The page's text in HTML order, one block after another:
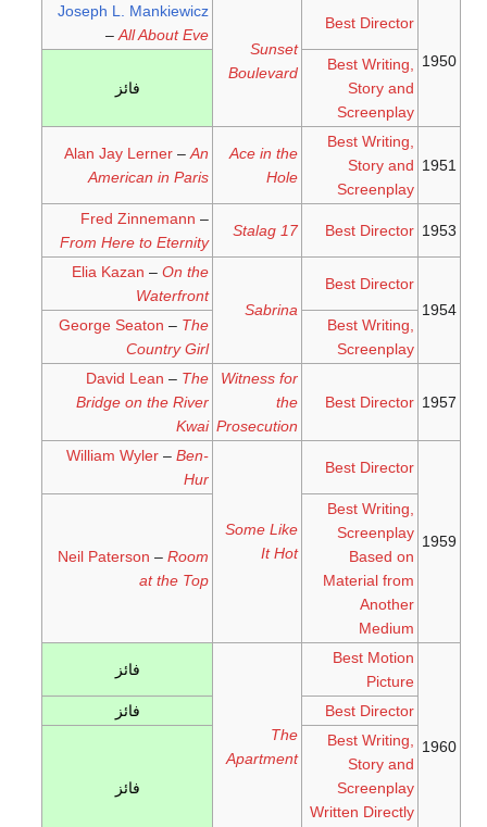
1950
Best Director
Sunset
Boulevard
Joseph L. Mankiewicz
–All About Eve
Best Writing,
Story and
Screenplay
فائز
1951
Best Writing,
Story and
Screenplay
Ace in the
Hole
Alan Jay Lerner –An
American in Paris
1953
Best Director
Stalag 17
Fred Zinnemann –
From Here to Eternity
1954
Best Director
Sabrina
Elia Kazan –On the
Waterfront
Best Writing,
Screenplay
George Seaton – The
Country Girl
1957
Best Director
Witness for
the
Prosecution
David Lean – The
Bridge on the River
Kwai
1959
Best Director
Some Like
It Hot
William Wyler –Ben-
Hur
Best Writing,
Screenplay
Based on
Material from
Another
Medium
Neil Paterson –Room
at the Top
1960
Best Motion
Picture
The
Apartment
فائز
Best Director
فائز
Best Writing,
Story and
Screenplay
Written Directly
فائز